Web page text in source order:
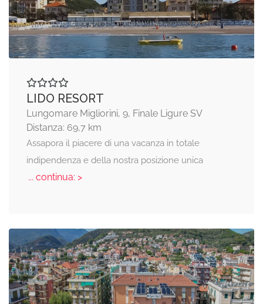
LIDO RESORT
Lungomare Migliorini, 9, Finale Ligure SV
Distanza: 69,7 km
Assapora il piacere di una vacanza in totale
indipendenza e della nostra posizione unica
... continua: >